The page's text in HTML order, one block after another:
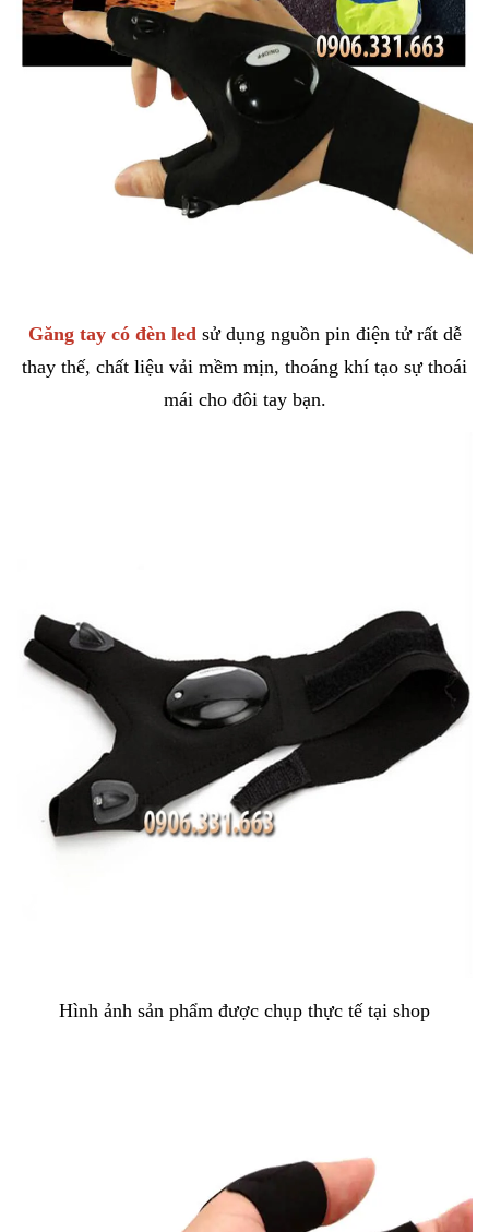
Găng tay có đèn led sử dụng nguồn pin điện tử rất dễ
thay thế, chất liệu vải mềm mịn, thoáng khí tạo sự thoái
mái cho đôi tay bạn.
Hình ảnh sản phẩm được chụp thực tế tại shop